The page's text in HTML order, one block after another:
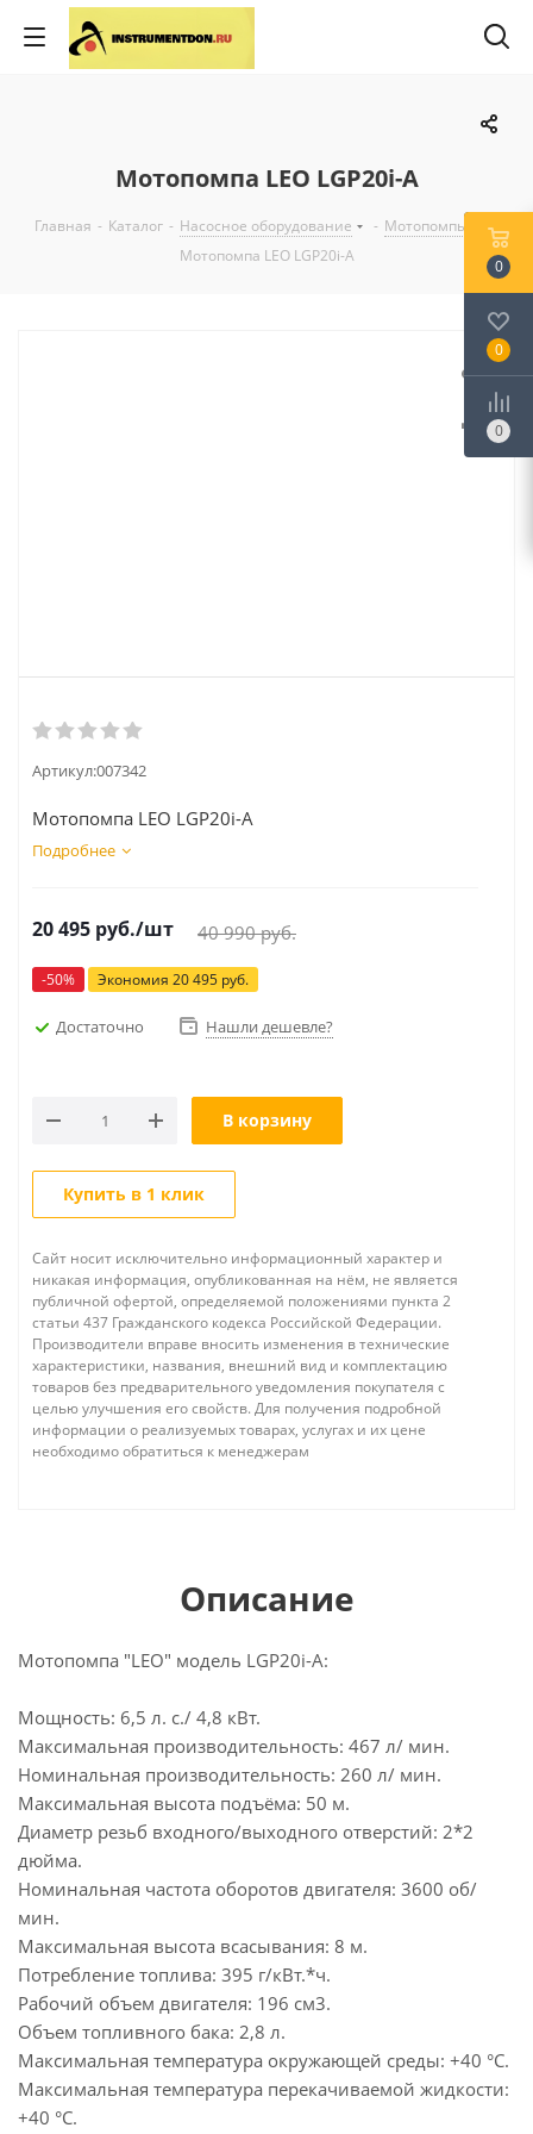
Мотопомпа LEO LGP20i-А
Главная - Каталог - Насосное оборудование - Мотопомпы
-
Мотопомпа LEO LGP20i-А
Артикул:007342
Мотопомпа LEO LGP20i-А
Подробнее
20 495 руб./шт 40 990руб.
-50% Экономия 20 495 руб.
Достаточно Нашли дешевле?
В корзину
Купить в 1 клик
Сайт носит исключительно информационный характер и
никакая информация, опубликованная на нём, не является
публичной офертой, определяемой положениями пункта 2
статьи 437 Гражданского кодекса Российской Федерации.
Производители вправе вносить изменения в технические
характеристики, названия, внешний вид и комплектацию
товаров без предварительного уведомления покупателя с
целью улучшения его свойств. Для получения подробной
информации о реализуемых товарах, услугах и их цене
необходимо обратиться к менеджерам
Описание
Мотопомпа "LEO" модель LGP20i-A:
Мощность: 6,5 л. с./ 4,8 кВт.
Максимальная производительность: 467 л/ мин.
Номинальная производительность: 260 л/ мин.
Максимальная высота подъёма: 50 м.
Диаметр резьб входного/выходного отверстий: 2*2
дюйма.
Номинальная частота оборотов двигателя: 3600 об/
мин.
Максимальная высота всасывания: 8 м.
Потребление топлива: 395 г/кВт.*ч.
Рабочий объем двигателя: 196 см3.
Объем топливного бака: 2,8 л.
Максимальная температура окружающей среды: +40 °С.
Максимальная температура перекачиваемой жидкости:
+40 °С.
0
0
0